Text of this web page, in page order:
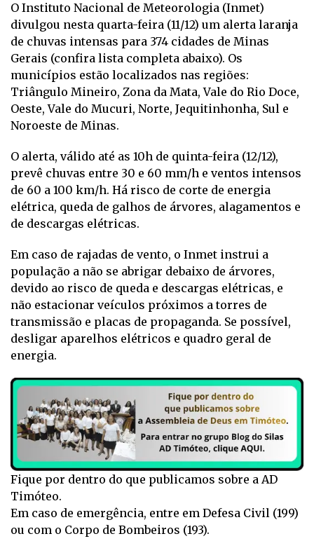
O Instituto Nacional de Meteorologia (Inmet)
divulgou nesta quarta-feira (11/12) um alerta laranja
de chuvas intensas para 374 cidades de Minas
Gerais (confira lista completa abaixo). Os
municípios estão localizados nas regiões:
Triângulo Mineiro, Zona da Mata, Vale do Rio Doce,
Oeste, Vale do Mucuri, Norte, Jequitinhonha, Sul e
Noroeste de Minas.
O alerta, válido até as 10h de quinta-feira (12/12),
prevê chuvas entre 30 e 60 mm/h e ventos intensos
de 60 a 100 km/h. Há risco de corte de energia
elétrica, queda de galhos de árvores, alagamentos e
de descargas elétricas.
Em caso de rajadas de vento, o Inmet instrui a
população a não se abrigar debaixo de árvores,
devido ao risco de queda e descargas elétricas, e
não estacionar veículos próximos a torres de
transmissão e placas de propaganda. Se possível,
desligar aparelhos elétricos e quadro geral de
energia.
Fique por dentro do que publicamos sobre a AD
Timóteo.
Em caso de emergência, entre em Defesa Civil (199)
ou com o Corpo de Bombeiros (193).